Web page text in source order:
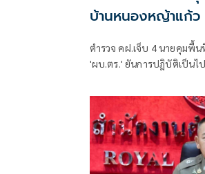
บ้านหนองหญ้าแก้ว
ตำรวจ คฝ.เจ็บ 4 นายคุมพื้
'ผบ.ตร.' ยันการปฎิบัติเป็นไ